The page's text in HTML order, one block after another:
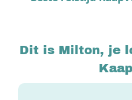
Dit is Milton, je